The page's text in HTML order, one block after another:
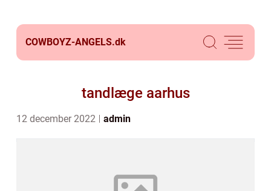
COWBOYZ-ANGELS.dk
tandlæge aarhus
12 december 2022 admin